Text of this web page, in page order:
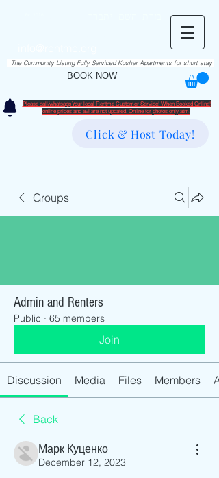
BOOK NOW
The Community Listing Fully Serviced Kosher Apartments for short stay
Please call/whatsapp Your local Rentme Customer Service! When Booked Online!
​online prices and avl are not updated. Online for photos only atm.
Click & Host Today!
Groups
Admin and Renters
Public · 65 members
Join
Discussion Media Files Members
Back
Марк Куценко
December 12, 2023